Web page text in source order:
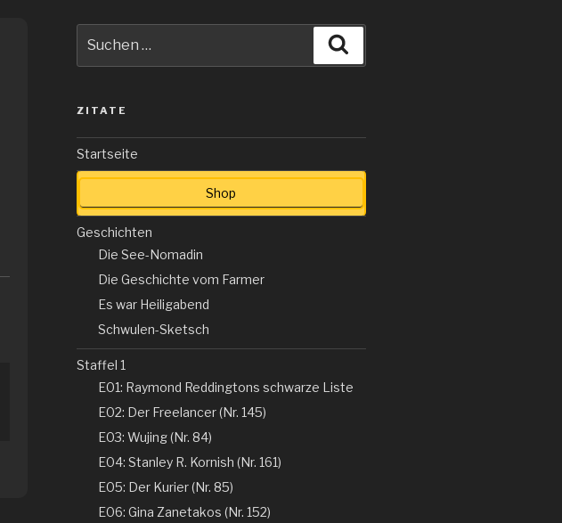
nach:
ZITATE
Startseite
Shop
Geschichten
Die See-Nomadin
Die Geschichte vom Farmer
Es war Heiligabend
Schwulen-Sketsch
Staffel 1
E01: Raymond Reddingtons schwarze Liste
E02: Der Freelancer (Nr. 145)
E03: Wujing (Nr. 84)
E04: Stanley R. Kornish (Nr. 161)
E05: Der Kurier (Nr. 85)
E06: Gina Zanetakos (Nr. 152)